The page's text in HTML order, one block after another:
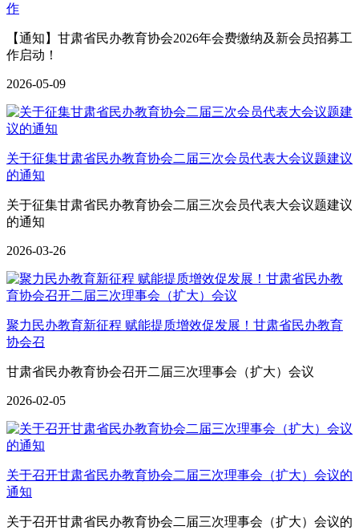
作
【通知】甘肃省民办教育协会2026年会费缴纳及新会员招募工
作启动！
2026-05-09
关于征集甘肃省民办教育协会二届三次会员代表大会议题建议
的通知
关于征集甘肃省民办教育协会二届三次会员代表大会议题建议
的通知
2026-03-26
聚力民办教育新征程 赋能提质增效促发展！甘肃省民办教育
协会召
甘肃省民办教育协会召开二届三次理事会（扩大）会议
2026-02-05
关于召开甘肃省民办教育协会二届三次理事会（扩大）会议的
通知
关于召开甘肃省民办教育协会二届三次理事会（扩大）会议的